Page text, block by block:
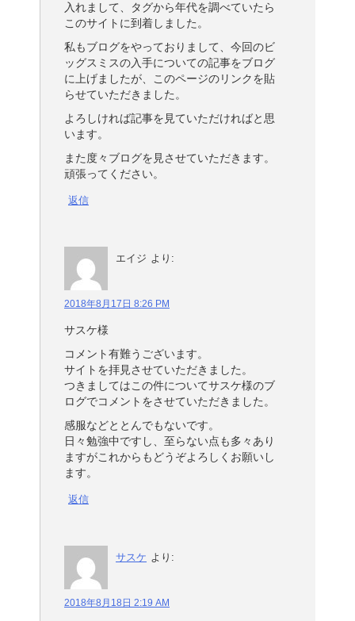
入れまして、タグから年代を調べていたら
このサイトに到着しました。
私もブログをやっておりまして、今回のビ
ッグスミスの入手についての記事をブログ
に上げましたが、このページのリンクを貼
らせていただきました。
よろしければ記事を見ていただければと思
います。
また度々ブログを見させていただきます。
頑張ってください。
返信
エイジ より:
2018年8月17日 8:26 PM
サスケ様
コメント有難うございます。
サイトを拝見させていただきました。
つきましてはこの件についてサスケ様のブ
ログでコメントをさせていただきました。
感服などととんでもないです。
日々勉強中ですし、至らない点も多々あり
ますがこれからもどうぞよろしくお願いし
ます。
返信
サスケ より:
2018年8月18日 2:19 AM